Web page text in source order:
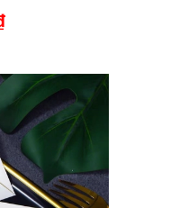
HÀNG